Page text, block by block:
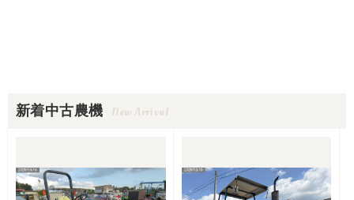
新着中古農機 New Arrival